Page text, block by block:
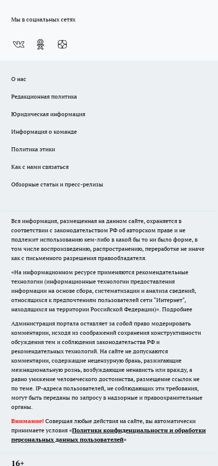
Мы в социальных сетях
О нас
Редакционная политика
Юридическая информация
Информация о команде
Политика этики
Как с нами связаться
Обзорные статьи и пресс-релизы
Вся информация, размещенная на данном сайте, охраняется в
соответствии с законодательством РФ об авторском праве и не
подлежит использованию кем-либо в какой бы то ни было форме, в
том числе воспроизведению, распространению, переработке не иначе
как с письменного разрешения правообладателя.
«На информационном ресурсе применяются рекомендательные
технологии (информационные технологии предоставления
информации на основе сбора, систематизации и анализа сведений,
относящихся к предпочтениям пользователей сети "Интернет",
находящихся на территории Российской Федерации)». Подробнее
Администрация портала оставляет за собой право модерировать
комментарии, исходя из соображений сохранения конструктивности
обсуждения тем и соблюдения законодательства РФ и
рекомендательных технологий. На сайте не допускаются
комментарии, содержащие нецензурную брань, разжигающие
межнациональную рознь, возбуждающие ненависть или вражду, а
равно унижение человеческого достоинства, размещение ссылок не
по теме. IP-адреса пользователей, не соблюдающих эти требования,
могут быть переданы по запросу в надзорные и правоохранительные
органы.
Внимание! Совершая любые действия на сайте, вы автоматически
принимаете условия «Политики конфиденциальности и обработки
персональных данных пользователей»
16+